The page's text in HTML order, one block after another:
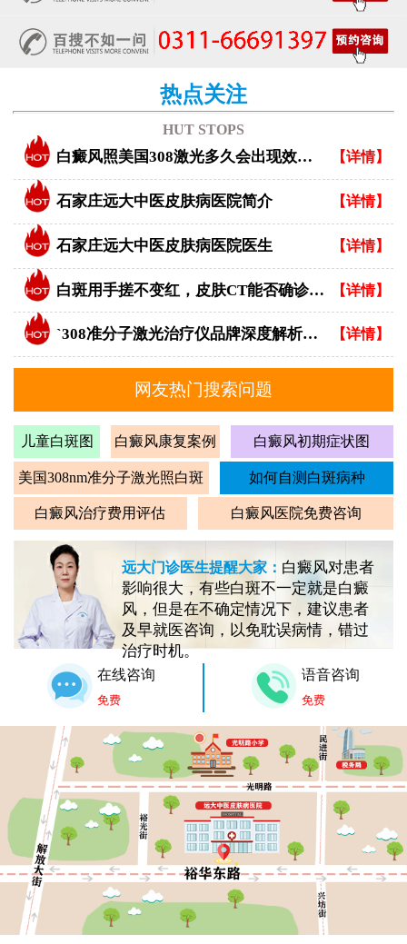
热点关注
HUT STOPS
白癜风照美国308激光多久会出现效果？ 【详情】
石家庄远大中医皮肤病医院简介 【详情】
石家庄远大中医皮肤病医院医生 【详情】
白斑用手搓不变红，皮肤CT能否确诊白癜风？ 【详情】
`308准分子激光治疗仪品牌深度解析：专业视角下的优选指南` 【详情】
网友热门搜索问题
儿童白斑图 白癜风康复案例 白癜风初期症状图
美国308nm准分子激光照白斑 如何自测白斑病种
白癜风治疗费用评估 白癜风医院免费咨询
远大门诊医生提醒大家： 白癜风对患者
影响很大，有些白斑不一定就是白癜
风，但是在不确定情况下，建议患者
及早就医咨询，以免耽误病情，错过
治疗时机。
在线咨询
免费
语音咨询
免费